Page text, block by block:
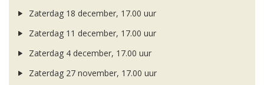
Zaterdag 18 december, 17.00 uur
Zaterdag 11 december, 17.00 uur
Zaterdag 4 december, 17.00 uur
Zaterdag 27 november, 17.00 uur